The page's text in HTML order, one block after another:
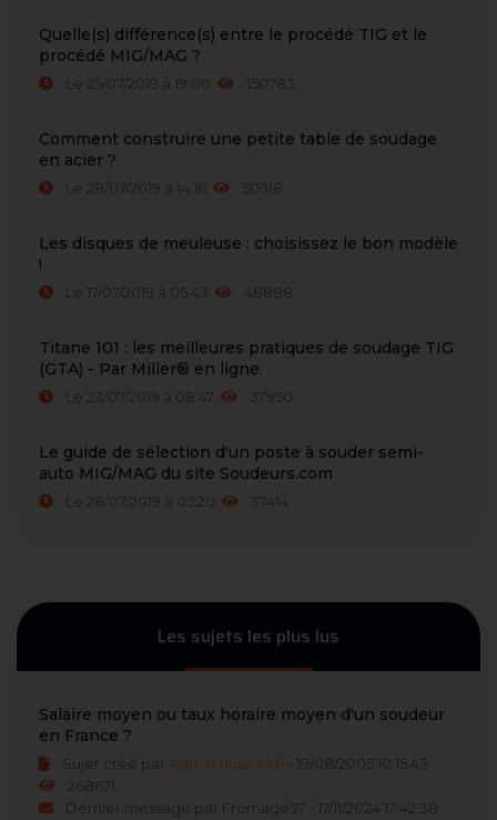
Quelle(s) différence(s) entre le procédé TIG et le
procédé MIG/MAG ?
Le 25/07/2019 à 19:00 150783
Comment construire une petite table de soudage
en acier ?
Le 28/07/2019 à 14:16 50918
Les disques de meuleuse : choisissez le bon modèle
!
Le 17/07/2019 à 05:43 48888
Titane 101 : les meilleures pratiques de soudage TIG
(GTA) - Par Miller® en ligne.
Le 23/07/2019 à 08:47 37950
Le guide de sélection d'un poste à souder semi-
auto MIG/MAG du site Soudeurs.com
Le 28/07/2019 à 05:20 37414
Les sujets les plus lus
Salaire moyen ou taux horaire moyen d'un soudeur
en France ?
Sujet créé par Admin dusweld1 - 19/08/2005 10:15:43
268671
Dernier message par Fromage57 - 17/11/2024 17:42:38